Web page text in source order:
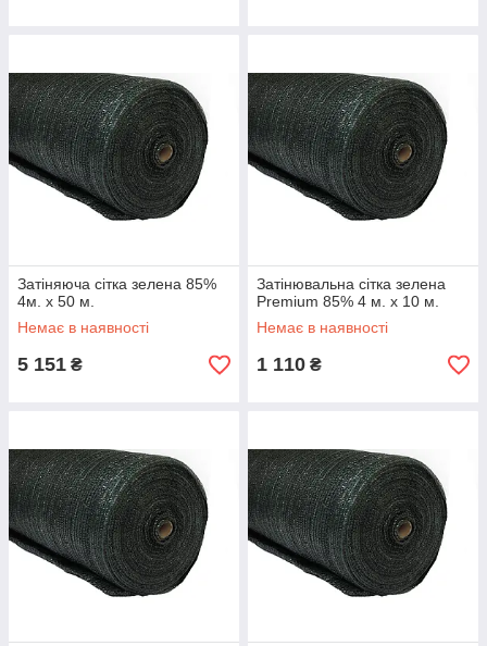
Затіняюча сітка зелена 85%
4м. х 50 м.
Немає в наявності
5 151 ₴
Затінювальна сітка зелена
Premium 85% 4 м. х 10 м.
Немає в наявності
1 110 ₴